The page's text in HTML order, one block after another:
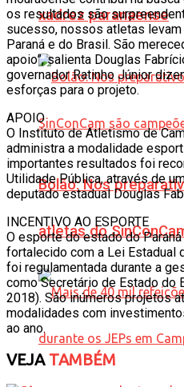
xadrez paranaense
Bolão: Nos
atletas do
os resultados são
sucesso, nossos atletas levam
Paraná e do Brasil. São
apoio”, salienta Douglas
governador Ratinho Júnior
esforças para o projeto.
APOIO
O Instituto de Atletismo de
administra a modalidade
importantes resultados foi
Utilidade Pública, através de
deputado estadual Douglas
INCENTIVO AO ESPORTE
O esporte do estado do
fortalecido com a Lei Estadual
foi regulamentada durante a
como Secretário de Estado do
2018). São inúmeros projetos
modalidades com
ao ano.
VEJATAMBÉM